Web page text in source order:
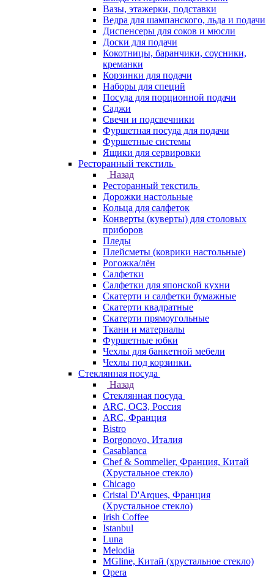
Вазы, этажерки, подставки
Ведра для шампанского, льда и подачи
Диспенсеры для соков и мюсли
Доски для подачи
Кокотницы, баранчики, соусники,
креманки
Корзинки для подачи
Наборы для специй
Посуда для порционной подачи
Саджи
Свечи и подсвечники
Фуршетная посуда для подачи
Фуршетные системы
Ящики для сервировки
Ресторанный текстиль
Назад
Ресторанный текстиль
Дорожки настольные
Кольца для салфеток
Конверты (куверты) для столовых
приборов
Пледы
Плейсметы (коврики настольные)
Рогожка/лён
Салфетки
Салфетки для японской кухни
Скатерти и салфетки бумажные
Скатерти квадратные
Скатерти прямоугольные
Ткани и материалы
Фуршетные юбки
Чехлы для банкетной мебели
Чехлы под корзинки.
Стеклянная посуда
Назад
Стеклянная посуда
ARC, ОСЗ, Россия
ARC, Франция
Bistro
Borgonovo, Италия
Casablanca
Chef & Sommelier, Франция, Китай
(Хрустальное стекло)
Chicago
Cristal D'Arques, Франция
(Хрустальное стекло)
Irish Coffee
Istanbul
Luna
Melodia
MGline, Китай (хрустальное стекло)
Opera